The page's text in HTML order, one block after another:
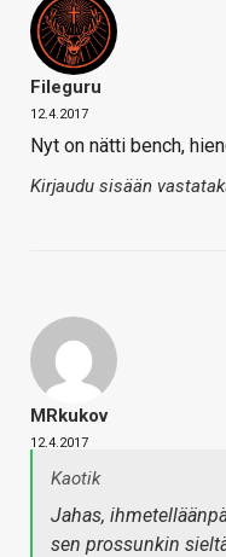
Fileguru
12.4.2017
Nyt on nätti bench,
Kirjaudu sisään
MRkukov
12.4.2017
Kaotik
Jahas,
sen prossunkin